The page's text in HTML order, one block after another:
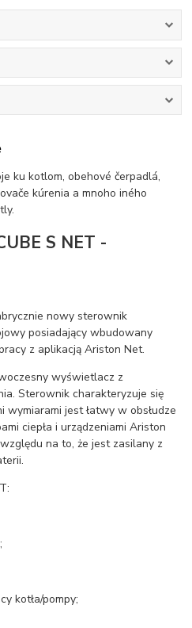
ku kotlom, obehové čerpadlá,
kúrenia a mnoho iného
S NET -
nowy sterownik
posiadający wbudowany
z aplikacją Ariston Net.
wyświetlacz z
Sterownik charakteryzuje się
wymiarami jest łatwy w obsłudze
ciepła i urządzeniami Ariston
na to, że jest zasilany z
kotła/pompy;